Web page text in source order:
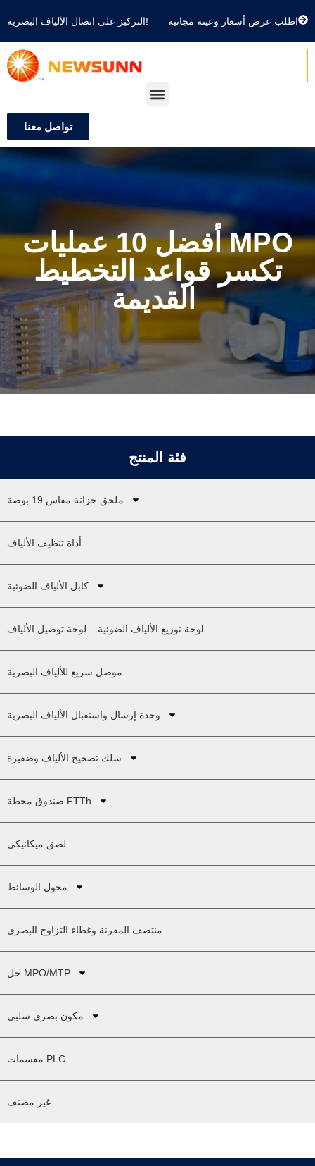
التركيز على اتصال الألياف البصرية! اطلب عرض أسعار وعينة مجانية
تواصل معنا
أفضل 10 عمليات MPO
تكسر قواعد التخطيط
القديمة
فئة المنتج
ملحق خزانة مقاس 19 بوصة
أداة تنظيف الألياف
كابل الألياف الضوئية
لوحة توزيع الألياف الضوئية – لوحة توصيل الألياف
موصل سريع للألياف البصرية
وحدة إرسال واستقبال الألياف البصرية
سلك تصحيح الألياف وضفيرة
صندوق محطة FTTh
لصق ميكانيكي
محول الوسائط
منتصف المقرنة وغطاء التزاوج البصري
حل MPO/MTP
مكون بصري سلبي
مقسمات PLC
غير مصنف